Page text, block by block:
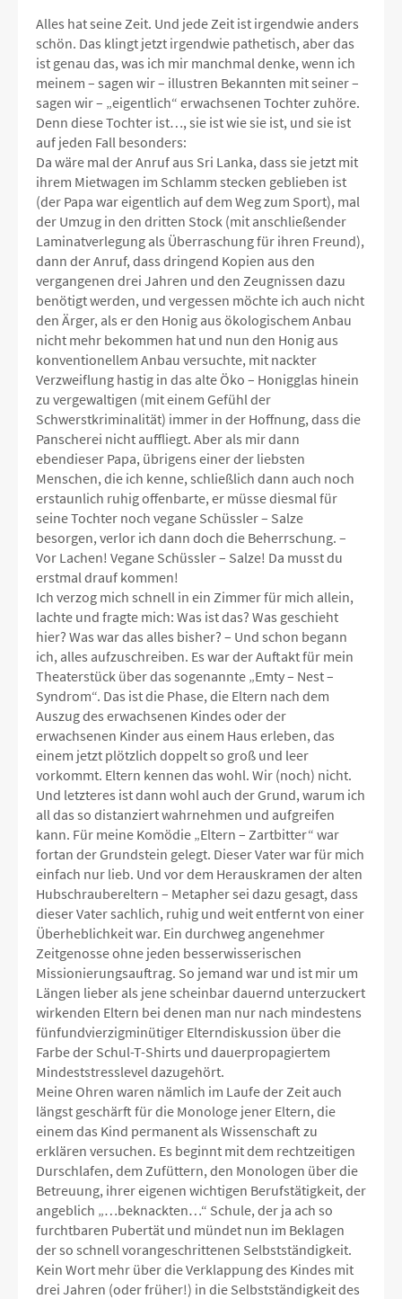
Alles hat seine Zeit. Und jede Zeit ist irgendwie anders
schön. Das klingt jetzt irgendwie pathetisch, aber das
ist genau das, was ich mir manchmal denke, wenn ich
meinem – sagen wir – illustren Bekannten mit seiner –
sagen wir – „eigentlich“ erwachsenen Tochter zuhöre.
Denn diese Tochter ist…, sie ist wie sie ist, und sie ist
auf jeden Fall besonders:
Da wäre mal der Anruf aus Sri Lanka, dass sie jetzt mit
ihrem Mietwagen im Schlamm stecken geblieben ist
(der Papa war eigentlich auf dem Weg zum Sport), mal
der Umzug in den dritten Stock (mit anschließender
Laminatverlegung als Überraschung für ihren Freund),
dann der Anruf, dass dringend Kopien aus den
vergangenen drei Jahren und den Zeugnissen dazu
benötigt werden, und vergessen möchte ich auch nicht
den Ärger, als er den Honig aus ökologischem Anbau
nicht mehr bekommen hat und nun den Honig aus
konventionellem Anbau versuchte, mit nackter
Verzweiflung hastig in das alte Öko – Honigglas hinein
zu vergewaltigen (mit einem Gefühl der
Schwerstkriminalität) immer in der Hoffnung, dass die
Panscherei nicht auffliegt. Aber als mir dann
ebendieser Papa, übrigens einer der liebsten
Menschen, die ich kenne, schließlich dann auch noch
erstaunlich ruhig offenbarte, er müsse diesmal für
seine Tochter noch vegane Schüssler – Salze
besorgen, verlor ich dann doch die Beherrschung. –
Vor Lachen! Vegane Schüssler – Salze! Da musst du
erstmal drauf kommen!
Ich verzog mich schnell in ein Zimmer für mich allein,
lachte und fragte mich: Was ist das? Was geschieht
hier? Was war das alles bisher? – Und schon begann
ich, alles aufzuschreiben. Es war der Auftakt für mein
Theaterstück über das sogenannte „Emty – Nest –
Syndrom“. Das ist die Phase, die Eltern nach dem
Auszug des erwachsenen Kindes oder der
erwachsenen Kinder aus einem Haus erleben, das
einem jetzt plötzlich doppelt so groß und leer
vorkommt. Eltern kennen das wohl. Wir (noch) nicht.
Und letzteres ist dann wohl auch der Grund, warum ich
all das so distanziert wahrnehmen und aufgreifen
kann. Für meine Komödie „Eltern – Zartbitter“ war
fortan der Grundstein gelegt. Dieser Vater war für mich
einfach nur lieb. Und vor dem Herauskramen der alten
Hubschraubereltern – Metapher sei dazu gesagt, dass
dieser Vater sachlich, ruhig und weit entfernt von einer
Überheblichkeit war. Ein durchweg angenehmer
Zeitgenosse ohne jeden besserwisserischen
Missionierungsauftrag. So jemand war und ist mir um
Längen lieber als jene scheinbar dauernd unterzuckert
wirkenden Eltern bei denen man nur nach mindestens
fünfundvierzigminütiger Elterndiskussion über die
Farbe der Schul-T-Shirts und dauerpropagiertem
Mindeststresslevel dazugehört.
Meine Ohren waren nämlich im Laufe der Zeit auch
längst geschärft für die Monologe jener Eltern, die
einem das Kind permanent als Wissenschaft zu
erklären versuchen. Es beginnt mit dem rechtzeitigen
Durschlafen, dem Zufüttern, den Monologen über die
Betreuung, ihrer eigenen wichtigen Berufstätigkeit, der
angeblich „…beknackten…“ Schule, der ja ach so
furchtbaren Pubertät und mündet nun im Beklagen
der so schnell vorangeschrittenen Selbstständigkeit.
Kein Wort mehr über die Verklappung des Kindes mit
drei Jahren (oder früher!) in die Selbstständigkeit des